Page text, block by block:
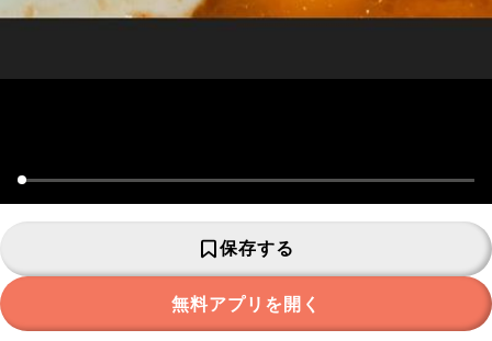
保存する
無料アプリを開く